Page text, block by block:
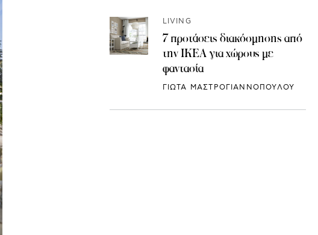
LIVING
7 προτάσεις διακόσμησης από
την IKEA για χώρους με
φαντασία
ΓΙΩΤΑ ΜΑΣΤΡΟΓΙΑΝΝΟΠΟΥΛΟΥ